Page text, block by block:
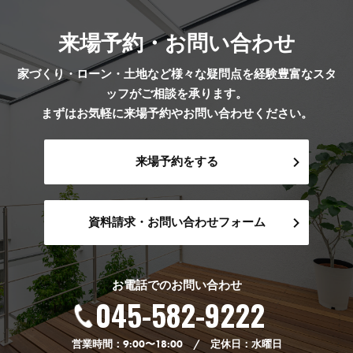
来場予約・お問い合わせ
家づくり・ローン・土地など様々な疑問点を経験豊富なスタ
ッフがご相談を承ります。
まずはお気軽に来場予約やお問い合わせください。
来場予約をする
資料請求・お問い合わせフォーム
お電話でのお問い合わせ
045-582-9222
営業時間：9:00〜18:00 / 定休日：水曜日